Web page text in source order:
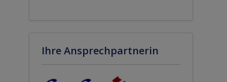
Ihre Ansprechpartnerin